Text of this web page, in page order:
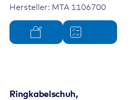
Hersteller: MTA 1106700
Ringkabelschuh,